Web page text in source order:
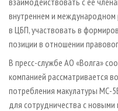
БИОЭНЕРГЕТИКА
ЦБП
ИНСТРУМЕНТ И
RUSSIAN FORESTRY
ГАЗЕТА ЛЕСПРОМФОРУМ
БИБЛИОТЕКА
внутреннем и международном
в ЦБП, участвовать в
позиции в отношении
В пресс-службе АО «Волга»
компанией рассматривается
потребления макулатуры МС-
для сотрудничества с